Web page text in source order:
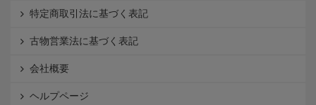
特定商取引法に基づく表記
古物営業法に基づく表記
会社概要
ヘルプページ